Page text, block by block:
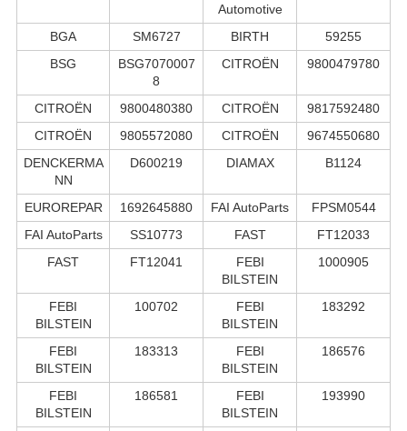
Automotive
BGA SM6727 BIRTH
59255
BSG
BSG7070007
8
CITROËN 9800479780
CITROËN 9800480380 CITROËN
9817592480
CITROËN
9805572080 CITROËN
9674550680
DENCKERMA
NN
D600219 DIAMAX B1124
EUROREPAR 1692645880 FAI AutoParts
FPSM0544
FAI AutoParts
SS10773 FAST
FT12033
FAST
FT12041
FEBI
BILSTEIN
1000905
FEBI
BILSTEIN
100702
FEBI
BILSTEIN
183292
FEBI
BILSTEIN
183313
FEBI
BILSTEIN
186576
FEBI
BILSTEIN
186581
FEBI
BILSTEIN
193990